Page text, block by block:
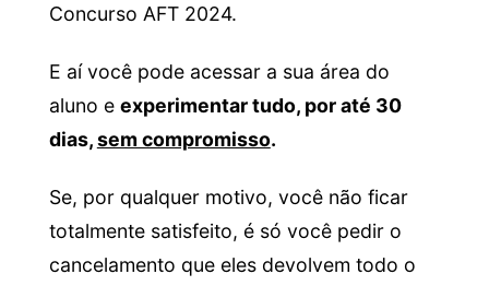
Concurso AFT 2024.
E aí você pode acessar a sua área do
aluno e experimentar tudo, por até 30
dias,sem compromisso.
Se, por qualquer motivo, você não ficar
totalmente satisfeito, é só você pedir o
cancelamento que eles devolvem todo o